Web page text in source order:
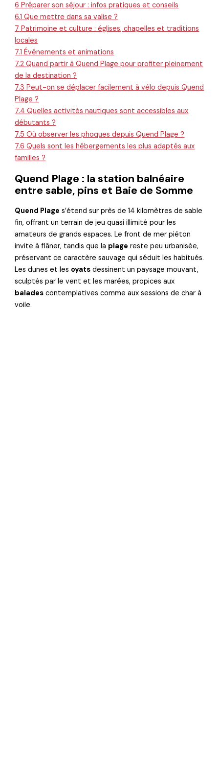
6 Préparer son séjour : infos pratiques et conseils
6.1 Que mettre dans sa valise ?
7 Patrimoine et culture : églises, chapelles et traditions
locales
7.1 Événements et animations
7.2 Quand partir à Quend Plage pour profiter pleinement
de la destination ?
7.3 Peut-on se déplacer facilement à vélo depuis Quend
Plage ?
7.4 Quelles activités nautiques sont accessibles aux
débutants ?
7.5 Où observer les phoques depuis Quend Plage ?
7.6 Quels sont les hébergements les plus adaptés aux
familles ?
Quend Plage : la station balnéaire
entre sable, pins et Baie de Somme
Quend Plage s’étend sur près de 14 kilomètres de sable
fin, offrant un terrain de jeu quasi illimité pour les
amateurs de grands espaces. Le front de mer piéton
invite à flâner, tandis que la plage reste peu urbanisée,
préservant ce caractère sauvage qui séduit les habitués.
Les dunes et les oyats dessinent un paysage mouvant,
sculptés par le vent et les marées, propices aux
balades contemplatives comme aux sessions de char à
voile.